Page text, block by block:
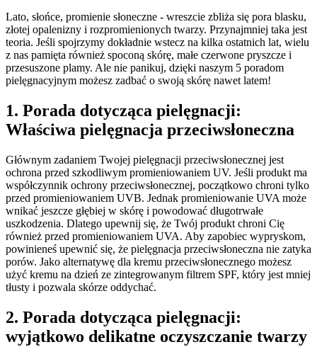
Lato, słońce, promienie słoneczne - wreszcie zbliża się pora blasku,
złotej opalenizny i rozpromienionych twarzy. Przynajmniej taka jest
teoria. Jeśli spojrzymy dokładnie wstecz na kilka ostatnich lat, wielu
z nas pamięta również spoconą skórę, małe czerwone pryszcze i
przesuszone plamy. Ale nie panikuj, dzięki naszym 5 poradom
pielęgnacyjnym możesz zadbać o swoją skórę nawet latem!
1. Porada dotycząca pielęgnacji:
Właściwa pielęgnacja przeciwsłoneczna
Głównym zadaniem Twojej pielęgnacji przeciwsłonecznej jest
ochrona przed szkodliwym promieniowaniem UV. Jeśli produkt ma
współczynnik ochrony przeciwsłonecznej, początkowo chroni tylko
przed promieniowaniem UVB. Jednak promieniowanie UVA może
wnikać jeszcze głębiej w skórę i powodować długotrwałe
uszkodzenia. Dlatego upewnij się, że Twój produkt chroni Cię
również przed promieniowaniem UVA. Aby zapobiec wypryskom,
powinieneś upewnić się, że pielęgnacja przeciwsłoneczna nie zatyka
porów. Jako alternatywę dla kremu przeciwsłonecznego możesz
użyć kremu na dzień ze zintegrowanym filtrem SPF, który jest mniej
tłusty i pozwala skórze oddychać.
2. Porada dotycząca pielęgnacji:
wyjątkowo delikatne oczyszczanie twarzy